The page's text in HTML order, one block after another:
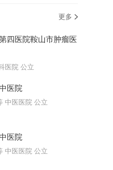
更多
四医院鞍山市肿瘤医
医院 公立
医院
中医医院 公立
医院
中医医院 公立